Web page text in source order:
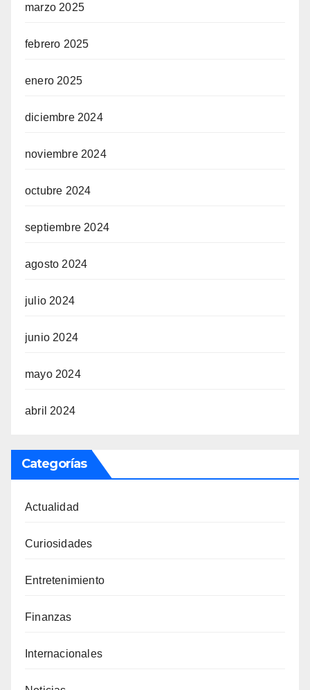
marzo 2025
febrero 2025
enero 2025
diciembre 2024
noviembre 2024
octubre 2024
septiembre 2024
agosto 2024
julio 2024
junio 2024
mayo 2024
abril 2024
Categorías
Actualidad
Curiosidades
Entretenimiento
Finanzas
Internacionales